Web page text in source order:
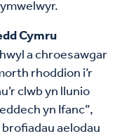
Cymru
a chroesawgar
rhoddion i’r
clwb yn llunio
yn Ifanc”,
aelodau